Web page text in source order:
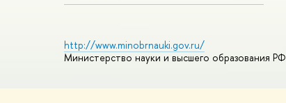
http://www.minobrnauki.gov.ru/
Министерство науки и высшего образования РФ